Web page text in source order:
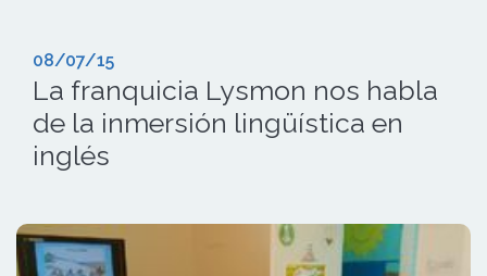
08/07/15
La franquicia Lysmon nos habla
de la inmersión lingüística en
inglés